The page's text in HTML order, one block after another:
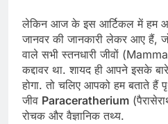
लेकिन आज के इस आर्टिकल में हम
जानवर की जानकारी लेकर आए हैं,
वाले सभी स्तनधारी जीवों
कद्दावर था. शायद ही आपने इसके
होगा. तो चलिए आपको हम बताते हैं
जीव Paraceratherium
रोचक और वैज्ञानिक तथ्य.